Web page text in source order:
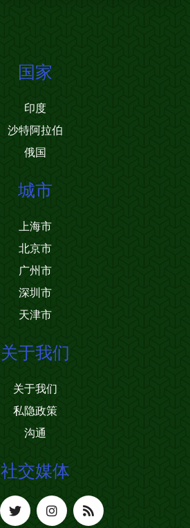
国家
印度
沙特阿拉伯
俄国
城市
上海市
北京市
广州市
深圳市
天津市
关于我们
关于我们
私隐政策
沟通
社交媒体